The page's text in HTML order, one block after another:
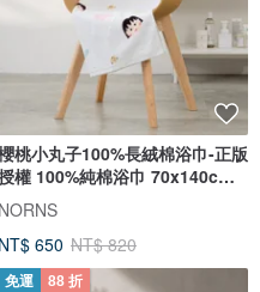
桃小丸子100%長絨棉浴巾-正版
權 100%純棉浴巾 70x140cm
毛巾
NORNS
NT$ 650 NT$ 820
免運 88 折